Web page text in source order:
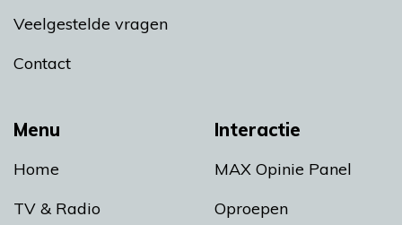
Menu
Home
TV & Radio
Interactie
MAX Opinie Panel
Oproepen
Veelgestelde vragen
Contact